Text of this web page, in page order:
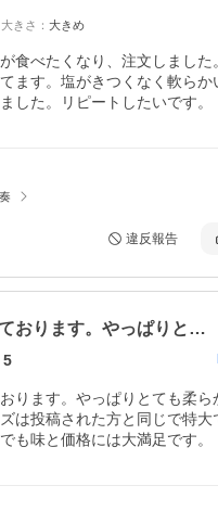
大きさ ： 大きめ
食べたくなり、注文しました
ます。塩がきつくなく軟らか
した。リピートしたいです。
違反報告
何度も注文しております。やっぱりとても…
5
ります。やっぱりとても柔ら
は投稿された方と同じで特大
も味と価格には大満足です。